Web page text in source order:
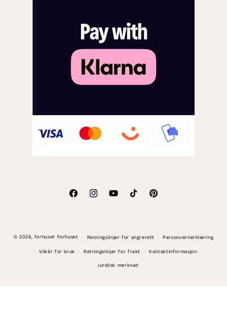
FacebookInstagramYouTubeTikTok Pinterest
© 2026, forhuset Forhuset Retningslinjer for angrerett
Personvernerklæring
Vilkår for bruk
Retningslinjer for frakt
Kontaktinformasjon
Juridisk merknad